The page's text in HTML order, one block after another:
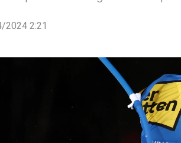
2024 2:21